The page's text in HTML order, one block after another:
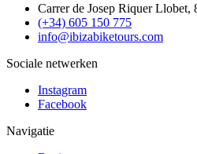
Carrer de Josep Riquer Llobet,
(+34) 605 150 775
info@ibizabiketours.com
Sociale netwerken
Instagram
Facebook
Navigatie